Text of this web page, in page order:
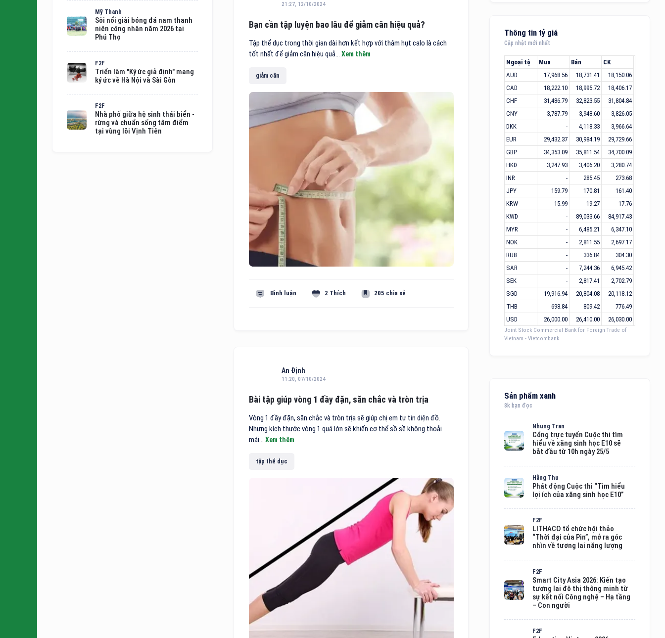
Mỹ Thanh
Sôi nổi giải bóng đá nam thanh
niên công nhân năm 2026 tại
Phú Thọ
F2F
Triển lãm "Ký ức giả định" mang
ký ức về Hà Nội và Sài Gòn
F2F
Nhà phố giữa hệ sinh thái biển -
rừng và chuẩn sống tâm điểm
tại vùng lõi Vịnh Tiên
21:27, 12/10/2024
Bạn cần tập luyện bao lâu để giảm cân hiệu quả?
Tập thể dục trong thời gian dài hơn kết hợp với thâm hụt calo là cách
tốt nhất để giảm cân hiệu quả... Xem thêm
giảm cân
Bình luận 2 Thích 205 chia sẻ
An Định
11:20, 07/10/2024
Bài tập giúp vòng 1 đầy đặn, săn chắc và tròn trịa
Vòng 1 đầy đặn, săn chắc và tròn trịa sẽ giúp chị em tự tin diện đồ.
Nhưng kích thước vòng 1 quá lớn sẽ khiến cơ thể sồ sề không thoải
mái... Xem thêm
tập thể dục
Thông tin tỷ giá
Cập nhật mới nhất
Ngoại tệ Mua Bán
CK
AUD
17,968.56 18,731.41
18,150.06
CAD
18,222.10 18,995.72
18,406.17
CHF
31,486.79 32,823.55
31,804.84
CNY
3,787.79 3,948.60
3,826.05
DKK
- 4,118.33
3,966.64
EUR
29,432.37 30,984.19
29,729.66
GBP
34,353.09 35,811.54
34,700.09
HKD
3,247.93 3,406.20
3,280.74
INR
- 285.45
273.68
JPY
159.79 170.81
161.40
KRW
15.99 19.27
17.76
KWD
- 89,033.66
84,917.43
MYR
- 6,485.21
6,347.10
NOK
- 2,811.55
2,697.17
RUB
- 336.84
304.30
SAR
- 7,244.36
6,945.42
SEK
- 2,817.41
2,702.79
SGD
19,916.94 20,804.08
20,118.12
THB
698.84 809.42
776.49
USD
26,000.00 26,410.00 26,030.00
Joint Stock Commercial Bank for Foreign Trade of
Vietnam - Vietcombank
Sản phẩm xanh
8k bạn đọc
Nhung Tran
Cổng trực tuyến Cuộc thi tìm
hiểu về xăng sinh học E10 sẽ
bắt đầu từ 10h ngày 25/5
Hằng Thu
Phát động Cuộc thi “Tìm hiểu
lợi ích của xăng sinh học E10”
F2F
LITHACO tổ chức hội thảo
“Thời đại của Pin”, mở ra góc
nhìn về tương lai năng lượng
F2F
Smart City Asia 2026: Kiến tạo
tương lai đô thị thông minh từ
sự kết nối Công nghệ – Hạ tầng
– Con người
F2F